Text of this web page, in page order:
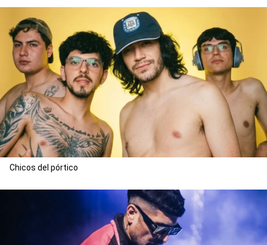
Chicos del pórtico